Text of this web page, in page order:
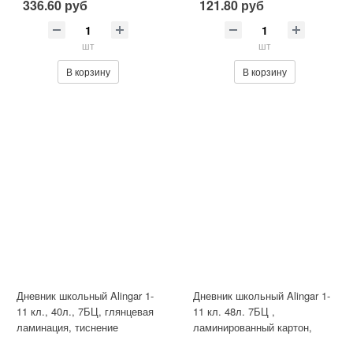
336.60 руб
шт
В корзину
121.80 руб
шт
В корзину
Дневник школьный Alingar 1-
11 кл., 40л., 7БЦ, глянцевая
ламинация, тиснение
Дневник школьный Alingar 1-
11 кл. 48л. 7БЦ ,
ламинированный картон,